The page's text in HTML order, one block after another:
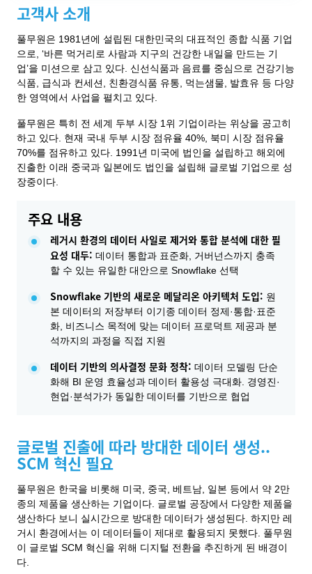
고객사 소개
풀무원은 1981년에 설립된 대한민국의 대표적인 종합 식품 기업
으로, ‘바른 먹거리로 사람과 지구의 건강한 내일을 만드는 기
업’을 미션으로 삼고 있다. 신선식품과 음료를 중심으로 건강기능
식품, 급식과 컨세션, 친환경식품 유통, 먹는샘물, 발효유 등 다양
한 영역에서 사업을 펼치고 있다.
풀무원은 특히 전 세계 두부 시장 1위 기업이라는 위상을 공고히
하고 있다. 현재 국내 두부 시장 점유율 40%, 북미 시장 점유율
70%를 점유하고 있다. 1991년 미국에 법인을 설립하고 해외에
진출한 이래 중국과 일본에도 법인을 설립해 글로벌 기업으로 성
장중이다.
주요 내용
레거시 환경의 데이터 사일로 제거와 통합 분석에 대한 필
요성 대두: 데이터 통합과 표준화, 거버넌스까지 충족
할 수 있는 유일한 대안으로 Snowflake 선택
Snowflake 기반의 새로운 메달리온 아키텍처 도입: 원
본 데이터의 저장부터 이기종 데이터 정제·통합·표준
화, 비즈니스 목적에 맞는 데이터 프로덕트 제공과 분
석까지의 과정을 직접 지원
데이터 기반의 의사결정 문화 정착: 데이터 모델링 단순
화해 BI 운영 효율성과 데이터 활용성 극대화. 경영진·
현업·분석가가 동일한 데이터를 기반으로 협업
글로벌 진출에 따라 방대한 데이터 생성..
SCM 혁신 필요
풀무원은 한국을 비롯해 미국, 중국, 베트남, 일본 등에서 약 2만
종의 제품을 생산하는 기업이다. 글로벌 공장에서 다양한 제품을
생산하다 보니 실시간으로 방대한 데이터가 생성된다. 하지만 레
거시 환경에서는 이 데이터들이 제대로 활용되지 못했다. 풀무원
이 글로벌 SCM 혁신을 위해 디지털 전환을 추진하게 된 배경이
다.